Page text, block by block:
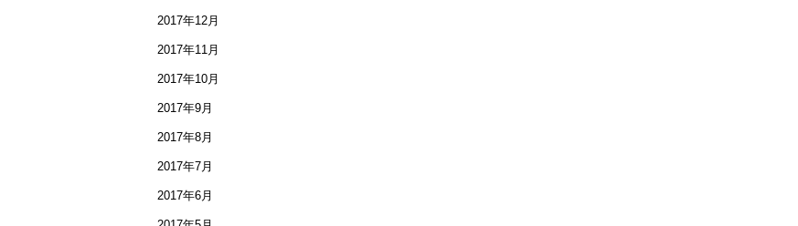
2017年12月
2017年11月
2017年10月
2017年9月
2017年8月
2017年7月
2017年6月